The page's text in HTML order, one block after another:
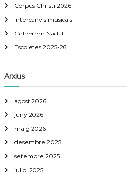
d
e
s
Corpus Christi 2026
Intercanvis musicals
Celebrem Nadal
Escoletes 2025-26
Arxius
agost 2026
juny 2026
maig 2026
desembre 2025
setembre 2025
juliol 2025